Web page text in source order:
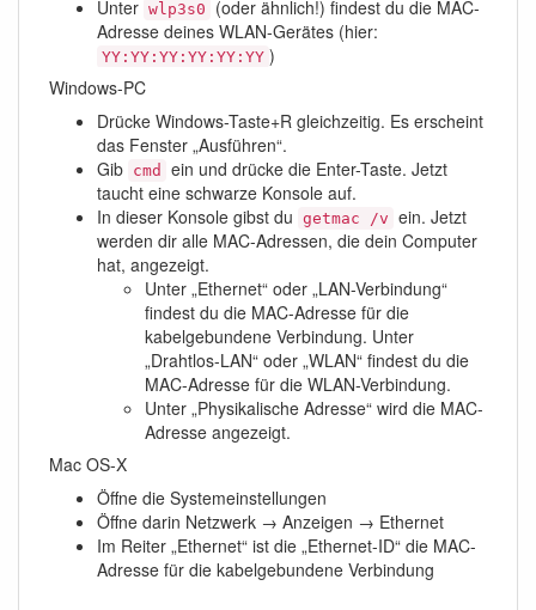
Unter wlp3s0
(oder ähnlich!) findest du die MAC-
Adresse deines WLAN-Gerätes (hier:
YY:YY:YY:YY:YY:YY )
Windows-PC
Drücke Windows-Taste+R gleichzeitig. Es erscheint
das Fenster „Ausführen“.
Gib cmd
ein und drücke die Enter-Taste. Jetzt
taucht eine schwarze Konsole auf.
In dieser Konsole gibst du getmac /v ein. Jetzt
werden dir alle MAC-Adressen, die dein Computer
hat, angezeigt.
Unter „Ethernet“ oder „LAN-Verbindung“
findest du die MAC-Adresse für die
kabelgebundene Verbindung. Unter
„Drahtlos-LAN“ oder „WLAN“ findest du die
MAC-Adresse für die WLAN-Verbindung.
Unter „Physikalische Adresse“ wird die MAC-
Adresse angezeigt.
Mac OS-X
Öffne die Systemeinstellungen
Öffne darin Netzwerk → Anzeigen → Ethernet
Im Reiter „Ethernet“ ist die „Ethernet-ID“ die MAC-
Adresse für die kabelgebundene Verbindung